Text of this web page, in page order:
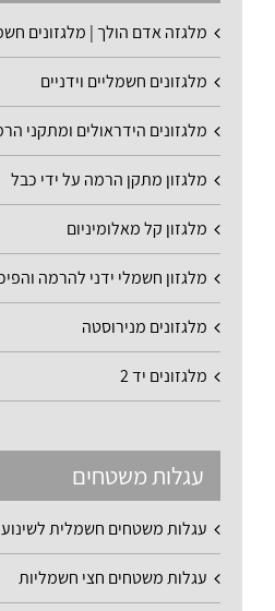
מלגזה אדם הולך | מלגזונים
מלגזונים חשמליים וידניים
מלגזונים הידראולים ומתקני
מלגזון מתקן הרמה על ידי כבל
מלגזון קל מאלומיניום
מלגזון חשמלי ידני להרמה
מלגזונים מנירוסטה
מלגזונים יד 2
עגלות משטחים
עגלות משטחים חשמלית לשינוע
עגלות משטחים חצי חשמליות